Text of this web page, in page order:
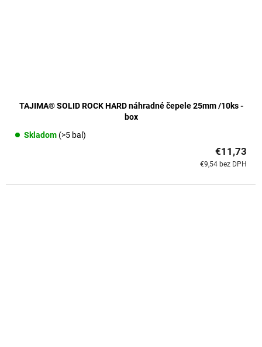
TAJIMA® SOLID ROCK HARD náhradné čepele 25mm /10ks -
box
Skladom (>5 bal)
€9,54 bez DPH
€11,73